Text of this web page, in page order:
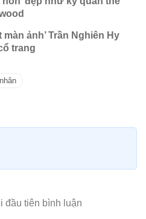
ảnh’ Trần Nghiên Hy
trang